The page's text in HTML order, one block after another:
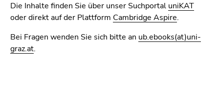
Die Inhalte finden Sie über unser Suchportal uniKAT
oder direkt auf der Plattform Cambridge Aspire.
Bei Fragen wenden Sie sich bitte an ub.ebooks(at)uni-
graz.at.